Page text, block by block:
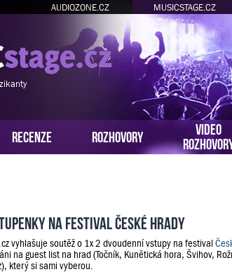
AUDIOZONE.CZ MUSICSTAGE.CZ
RECENZE ROZHOVORY
VIDEO
na festival České hrady
vyhlašuje soutěž o 1x 2 dvoudenní vstupy na festival
na guest list na hrad (Točník, Kunětická hora, Švihov,
který si sami vyberou.